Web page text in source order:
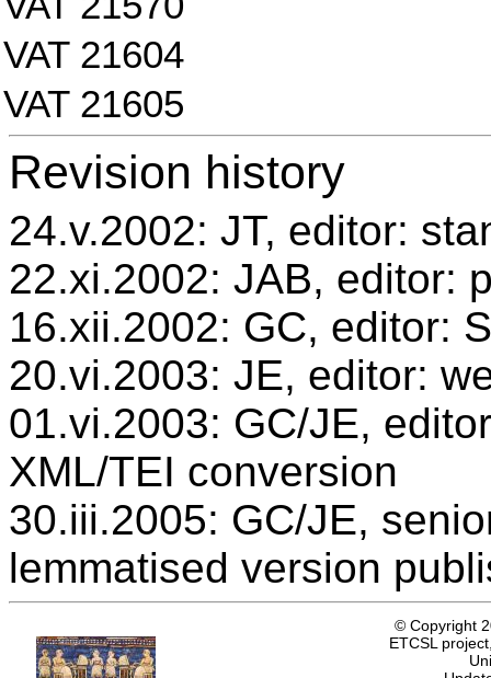
VAT 21604
VAT 21605
Revision history
24.v.2002: JT, editor:
22.xi.2002: JAB, editor:
16.xii.2002: GC, editor:
20.vi.2003: JE, editor:
01.vi.2003: GC/JE,
XML/TEI conversion
30.iii.2005: GC/JE,
lemmatised version
© Copyright
ETCSL